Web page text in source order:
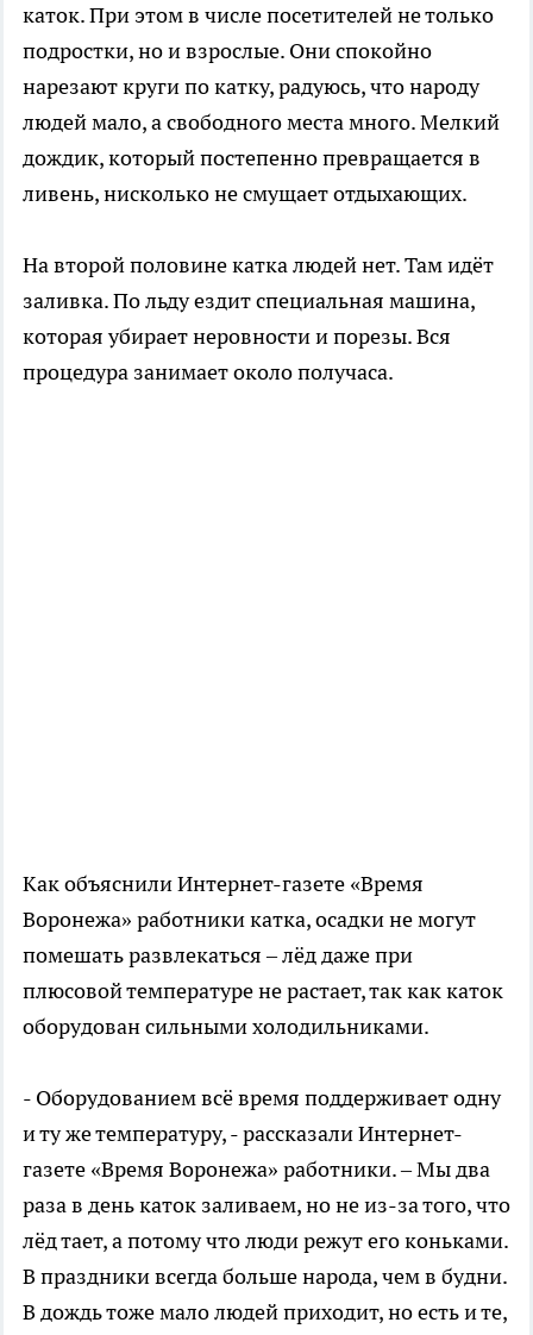
каток. При этом в числе посетителей не только
подростки, но и взрослые. Они спокойно
нарезают круги по катку, радуюсь, что народу
людей мало, а свободного места много. Мелкий
дождик, который постепенно превращается в
ливень, нисколько не смущает отдыхающих.
На второй половине катка людей нет. Там идёт
заливка. По льду ездит специальная машина,
которая убирает неровности и порезы. Вся
процедура занимает около получаса.
Как объяснили Интернет-газете «Время
Воронежа» работники катка, осадки не могут
помешать развлекаться – лёд даже при
плюсовой температуре не растает, так как каток
оборудован сильными холодильниками.
- Оборудованием всё время поддерживает одну
и ту же температуру, - рассказали Интернет-
газете «Время Воронежа» работники. – Мы два
раза в день каток заливаем, но не из-за того, что
лёд тает, а потому что люди режут его коньками.
В праздники всегда больше народа, чем в будни.
В дождь тоже мало людей приходит, но есть и те,